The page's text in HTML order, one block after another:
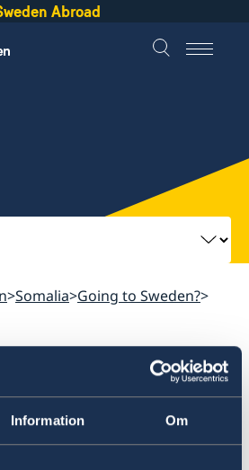
Information Om
Abroad
Somalia Going to Sweden?